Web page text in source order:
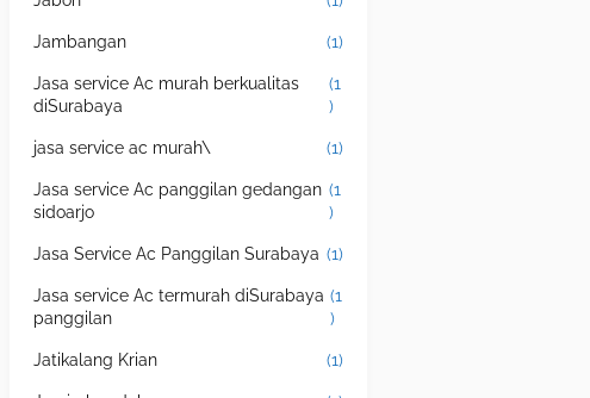
Jambangan (1)
Jasa service Ac murah berkualitas
diSurabaya
(1
)
jasa service ac murah\ (1)
Jasa service Ac panggilan gedangan
sidoarjo
(1
)
Jasa Service Ac Panggilan Surabaya (1)
Jasa service Ac termurah diSurabaya
panggilan
(1
)
Jatikalang Krian (1)